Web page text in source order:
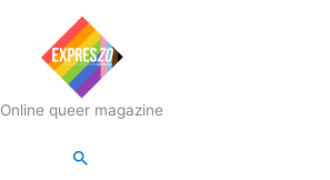
Online queer magazine
Hoofdmenu
Zoeken